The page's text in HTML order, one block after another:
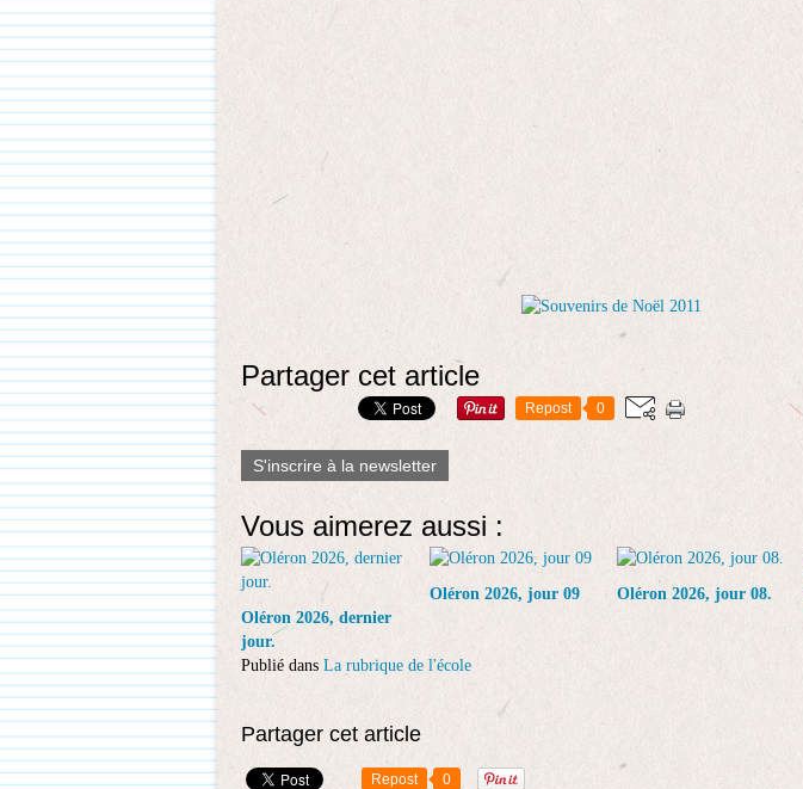
Partager cet article
Repost 0
S'inscrire à la newsletter
Vous aimerez aussi :
Oléron 2026, dernier
jour.
Oléron 2026, jour 09 Oléron 2026, jour 08.
Publié dans La rubrique de l'école
Partager cet article
Repost 0